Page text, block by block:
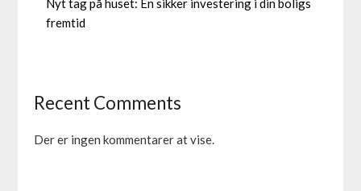
Nyt tag på huset: En sikker investering i din boligs
fremtid
Recent Comments
Der er ingen kommentarer at vise.